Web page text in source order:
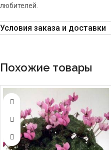
любителей.
Условия заказа и доставки
Похожие товары